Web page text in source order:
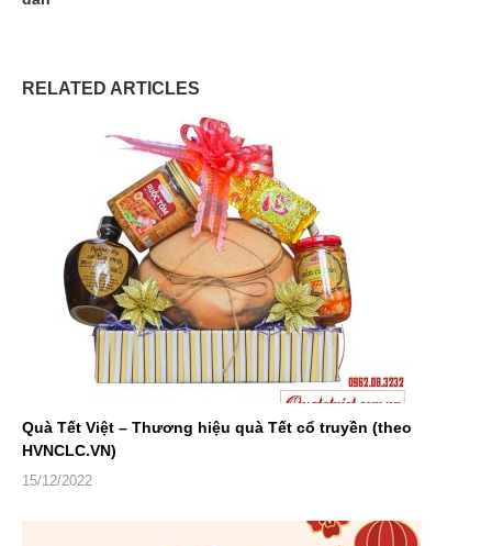
RELATED ARTICLES
Quà Tết Việt – Thương hiệu quà Tết cổ truyền (theo
HVNCLC.VN)
15/12/2022